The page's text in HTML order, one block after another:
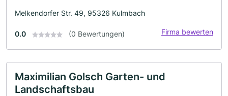
Melkendorfer Str. 49, 95326 Kulmbach
0.0 (0 Bewertungen) Firma bewerten
Maximilian Golsch Garten- und
Landschaftsbau